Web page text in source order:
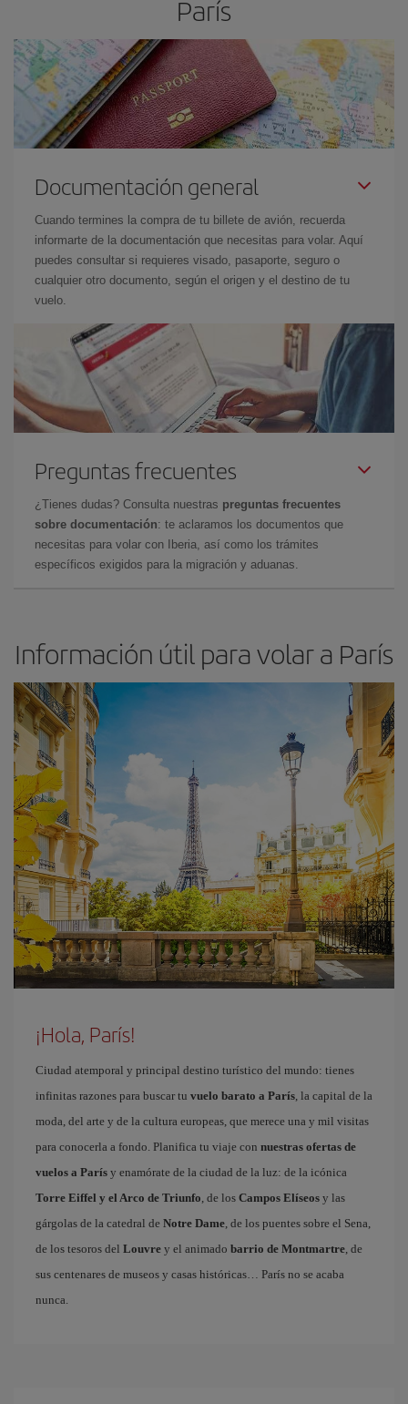
París
Documentación general
Cuando termines la compra de tu billete de avión, recuerda
informarte de la documentación que necesitas para volar. Aquí
puedes consultar si requieres visado, pasaporte, seguro o
cualquier otro documento, según el origen y el destino de tu
vuelo.
Preguntas frecuentes
¿Tienes dudas? Consulta nuestras preguntas frecuentes
sobre documentación: te aclaramos los documentos que
necesitas para volar con Iberia, así como los trámites
específicos exigidos para la migración y aduanas.
Información útil para volar a París
¡Hola, París!
Ciudad atemporal y principal destino turístico del mundo: tienes
infinitas razones para buscar tu vuelo barato a París, la capital de la
moda, del arte y de la cultura europeas, que merece una y mil visitas
para conocerla a fondo. Planifica tu viaje con nuestras ofertas de
vuelos a París y enamórate de la ciudad de la luz: de la icónica
Torre Eiffel y el Arco de Triunfo, de los Campos Elíseos y las
gárgolas de la catedral de Notre Dame, de los puentes sobre el Sena,
de los tesoros del Louvre y el animado barrio de Montmartre, de
sus centenares de museos y casas históricas… París no se acaba
nunca.